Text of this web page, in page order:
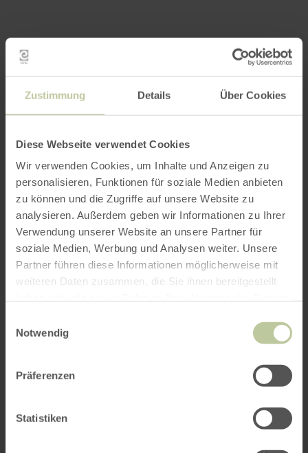
Zustimmung Details Über Cookies
Diese Webseite verwendet Cookies
Wir verwenden Cookies, um Inhalte und Anzeigen zu
personalisieren, Funktionen für soziale Medien anbieten
zu können und die Zugriffe auf unsere Website zu
analysieren. Außerdem geben wir Informationen zu Ihrer
Verwendung unserer Website an unsere Partner für
soziale Medien, Werbung und Analysen weiter. Unsere
Partner führen diese Informationen möglicherweise mit
weiteren Daten zusammen, die Sie ihnen bereitgestellt
Notwendig
Präferenzen
Statistiken